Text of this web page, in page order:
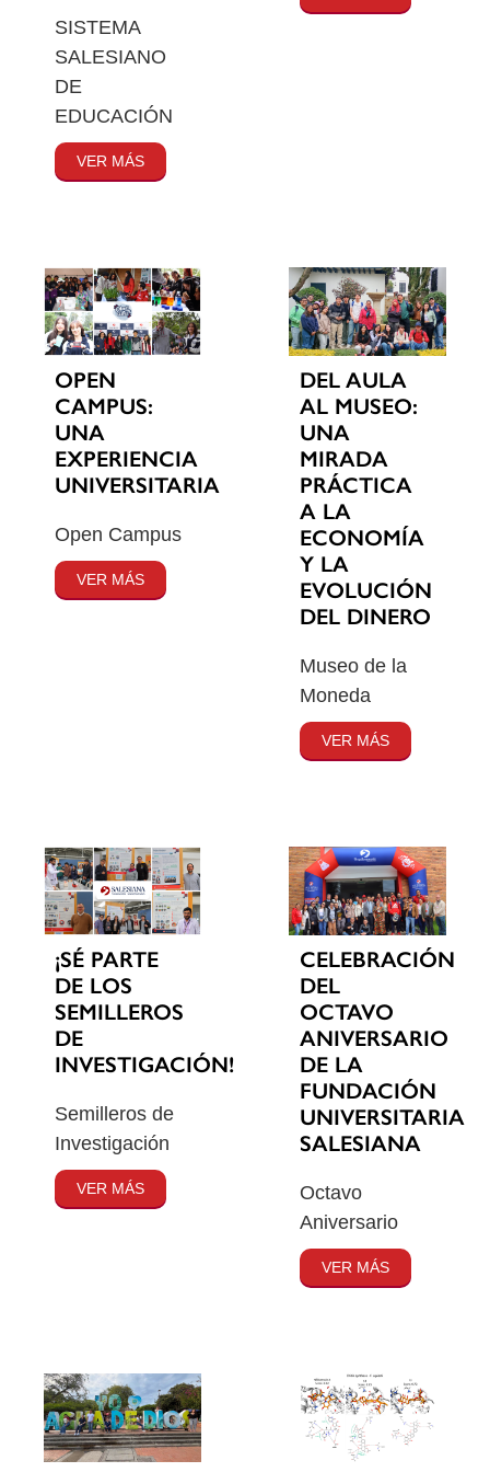
SISTEMA
SALESIANO
DE
EDUCACIÓN
VER MÁS
OPEN
CAMPUS:
UNA
EXPERIENCIA
UNIVERSITARIA
Open Campus
VER MÁS
DEL AULA
AL MUSEO:
UNA
MIRADA
PRÁCTICA
A LA
ECONOMÍA
Y LA
EVOLUCIÓN
DEL DINERO
Museo de la
Moneda
VER MÁS
¡SÉ PARTE
DE LOS
SEMILLEROS
DE
INVESTIGACIÓN!
Semilleros de
Investigación
VER MÁS
CELEBRACIÓN
DEL
OCTAVO
ANIVERSARIO
DE LA
FUNDACIÓN
UNIVERSITARIA
SALESIANA
Octavo
Aniversario
VER MÁS